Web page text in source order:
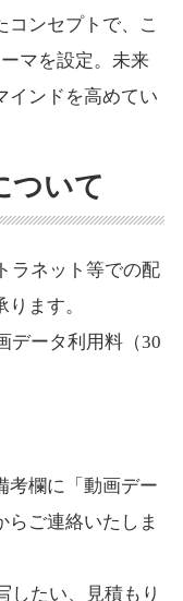
コンセプトで、こ
マを設定。未来
インドを高めてい
ついて
ラネット等での配
ます。
データ利用料（30
考欄に「動画デー
らご連絡いたしま
したい、見積もり